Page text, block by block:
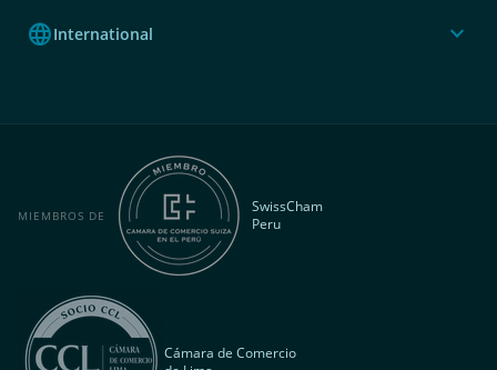
languageInternational expand_more
MIEMBROS DE
SwissCham
Peru
Cámara de Comercio